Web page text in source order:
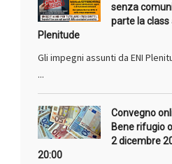
senza
parte la class
Plenitude
Gli impegni assunti da ENI
...
Convegno
Bene rifugio
2 dicembre
20:00